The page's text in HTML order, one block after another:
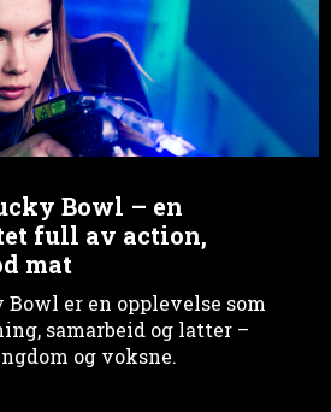
Bowl – en
full av action,
mat
Bowl er en opplevelse som
samarbeid og latter –
og voksne.